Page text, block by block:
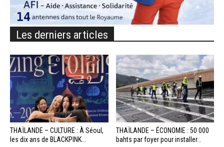
Les derniers articles
THAÏLANDE – CULTURE : À Séoul,
les dix ans de BLACKPINK...
THAÏLANDE – ÉCONOMIE : 50 000
bahts par foyer pour installer...